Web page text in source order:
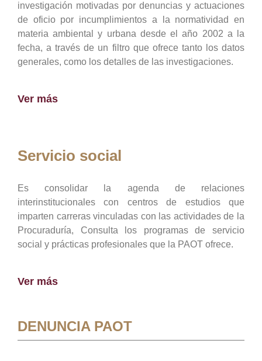
investigación motivadas por denuncias y actuaciones
de oficio por incumplimientos a la normatividad en
materia ambiental y urbana desde el año 2002 a la
fecha, a través de un filtro que ofrece tanto los datos
generales, como los detalles de las investigaciones.
Ver más
Servicio social
Es consolidar la agenda de relaciones
interinstitucionales con centros de estudios que
imparten carreras vinculadas con las actividades de la
Procuraduría, Consulta los programas de servicio
social y prácticas profesionales que la PAOT ofrece.
Ver más
DENUNCIA PAOT